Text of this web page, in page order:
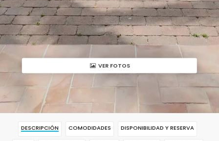
VER FOTOS
DESCRIPCIÓN COMODIDADES DISPONIBILIDAD Y RESERVA